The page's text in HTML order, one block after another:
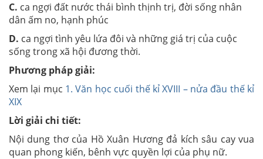
C. ca ngợi đất nước thái bình thịnh trị, đời sống nhân
dân ấm no, hạnh phúc
D. ca ngợi tình yêu lứa đôi và những giá trị của cuộc
sống trong xã hội đương thời.
Phương pháp giải:
Xem lại mục 1. Văn học cuối thế kỉ XVIII – nửa đầu thế kỉ
XIX
Lời giải chi tiết:
Nội dung thơ của Hồ Xuân Hương đả kích sâu cay vua
quan phong kiến, bênh vực quyền lợi của phụ nữ.